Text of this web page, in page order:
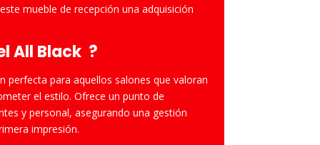
mueble de recepción una adquisición
All Black ?
perfecta para aquellos salones que valoran
el estilo. Ofrece un punto de
y personal, asegurando una gestión
impresión.